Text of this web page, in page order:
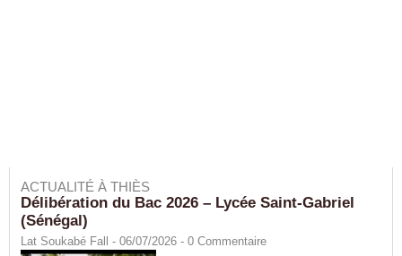
ACTUALITÉ À THIÈS
Délibération du Bac 2026 – Lycée Saint-Gabriel
(Sénégal)
Lat Soukabé Fall - 06/07/2026 - 0 Commentaire